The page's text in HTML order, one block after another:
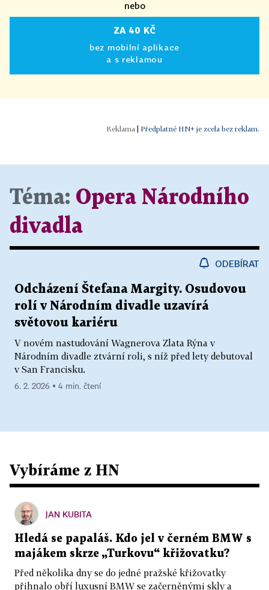
nebo
ZA 40 KČ
bez mobilní aplikace
a s reklamou
Předplatné HN+ je zcela bez reklam.
Téma: Opera Národního
divadla
ODEBÍRAT
Odcházení Štefana Margity. Osudovou
rolí v Národním divadle uzavírá
světovou kariéru
V novém nastudování Wagnerova Zlata Rýna v
Národním divadle ztvární roli, s níž před lety debutoval
v San Francisku.
6. 2. 2026 ▪ 4 min. čtení
Vybíráme z HN
JAN KUBITA
Hledá se papaláš. Kdo jel v černém BMW s
majákem skrze „Turkovu“ křižovatku?
Před několika dny se do jedné pražské křižovatky
přihnalo obří luxusní BMW se začerněnými skly a